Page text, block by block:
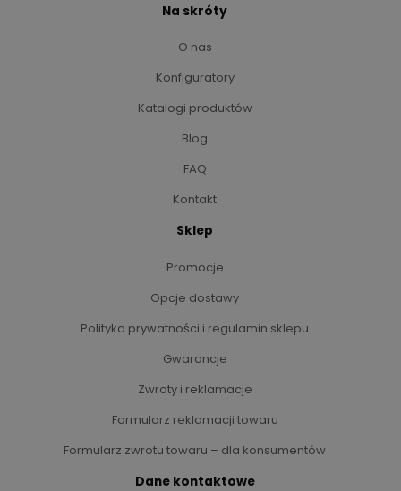
Na skróty
O nas
Konfiguratory
Katalogi produktów
Blog
FAQ
Kontakt
Sklep
Promocje
Opcje dostawy
Polityka prywatności i regulamin sklepu
Gwarancje
Zwroty i reklamacje
Formularz reklamacji towaru
Formularz zwrotu towaru – dla konsumentów
Dane kontaktowe